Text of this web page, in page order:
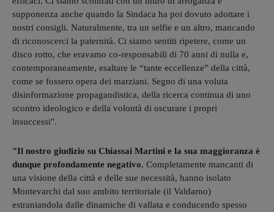
supponenza anche quando la Sindaca ha poi dovuto adottare i
nostri consigli. Naturalmente, tra un selfie e un altro, mancando
di riconoscerci la paternità. Ci siamo sentiti ripetere, come un
disco rotto, che eravamo co-responsabili di 70 anni di nulla e,
contemporaneamente, esaltare le “tante eccellenze” della città,
come se fossero opera dei marziani. Segno di una voluta
disinformazione propagandistica, della ricerca continua di uno
scontro ideologico e della volontà di oscurare i propri
insuccessi".
"Il nostro giudizio su Chiassai Martini e la sua maggioranza è
dunque profondamente negativo. Completamente mancanti di
una visione della città e delle sue necessità, hanno isolato
Montevarchi dal suo ambito territoriale (il Valdarno)
estraniandola dalle dinamiche di vallata e conducendo spesso